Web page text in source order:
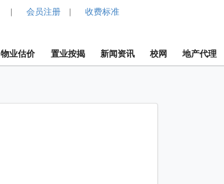
| 会员注册 | 收费标准
物业估价 置业按揭 新闻资讯 校网 地产代理